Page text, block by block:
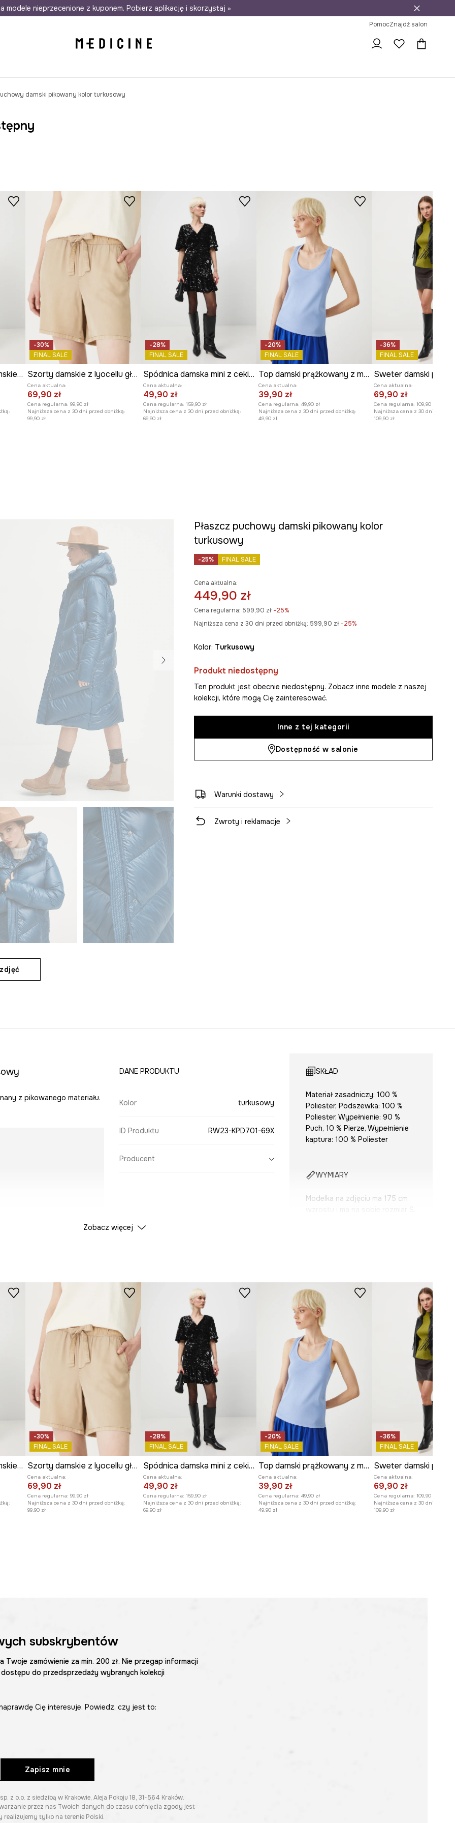
w 24h Darmowa dostawa do salonów 30 dni na zwrot
modele nieprzecenione z kuponem. Pobierz aplikację i skorzystaj »
PomocZnajdź salon
damski pikowany kolor turkusowy
Jeansy bawełniane damskie slouchy z efektem sprania
-30%
FINAL SALE
Szorty damskie z lyocellu gładkie
Cena aktualna:
69,90 zł
Cena regularna: 99,90 zł
Najniższa cena z 30 dni przed obniżką:
99,90 zł
-28%
FINAL SALE
Spódnica damska mini z cekinami
Cena aktualna:
49,90 zł
Cena regularna: 159,90 zł
Najniższa cena z 30 dni przed obniżką:
69,90 zł
-20%
FINAL SALE
Top damski prążkowany z modalem kolor niebieski
Cena aktualna:
39,90 zł
Cena regularna: 49,90 zł
Najniższa cena z 30 dni przed obniżką:
49,90 zł
-36%
FINAL SALE
Sweter damski
Cena aktualna:
69,90 zł
Cena regularna: 109,90 zł
Najniższa cena z 30 dni przed
109,90 zł
Płaszcz puchowy damski pikowany kolor
turkusowy
-25% FINAL SALE
Cena aktualna:
449,90 zł
Cena regularna: 599,90 zł-25%
Najniższa cena z 30 dni przed obniżką: 599,90 zł -25%
Kolor: turkusowy
Produkt niedostępny
Ten produkt jest obecnie niedostępny. Zobacz inne modele z naszej
kolekcji, które mogą Cię zainteresować.
Inne z tej kategorii
Dostępność w salonie
Warunki dostawy
Zwroty i reklamacje
z pikowanego materiału.
DANE PRODUKTU
Kolor turkusowy
ID Produktu RW23-KPD701-69X
Producent
SKŁAD
Materiał zasadniczy: 100 %
Poliester, Podszewka: 100 %
Poliester, Wypełnienie: 90 %
Puch, 10 % Pierze, Wypełnienie
kaptura: 100 % Poliester
WYMIARY
Modelka na zdjęciu ma 175 cm
Zobacz więcej
Jeansy bawełniane damskie slouchy z efektem sprania
-30%
FINAL SALE
Szorty damskie z lyocellu gładkie
Cena aktualna:
69,90 zł
Cena regularna: 99,90 zł
Najniższa cena z 30 dni przed obniżką:
99,90 zł
-28%
FINAL SALE
Spódnica damska mini z cekinami
Cena aktualna:
49,90 zł
Cena regularna: 159,90 zł
Najniższa cena z 30 dni przed obniżką:
69,90 zł
-20%
FINAL SALE
Top damski prążkowany z modalem kolor niebieski
Cena aktualna:
39,90 zł
Cena regularna: 49,90 zł
Najniższa cena z 30 dni przed obniżką:
49,90 zł
-36%
FINAL SALE
Sweter damski
Cena aktualna:
69,90 zł
Cena regularna: 109,90 zł
Najniższa cena z 30 dni przed
109,90 zł
subskrybentów
zamówienie za min. 200 zł. Nie przegap informacji
do przedsprzedaży wybranych kolekcji
Cię interesuje. Powiedz, czy jest to:
Zapisz mnie
o.o. z siedzibą w Krakowie, Aleja Pokoju 18, 31-564 Kraków.
przez nas Twoich danych do czasu cofnięcia zgody jest
realizujemy tylko na terenie Polski.